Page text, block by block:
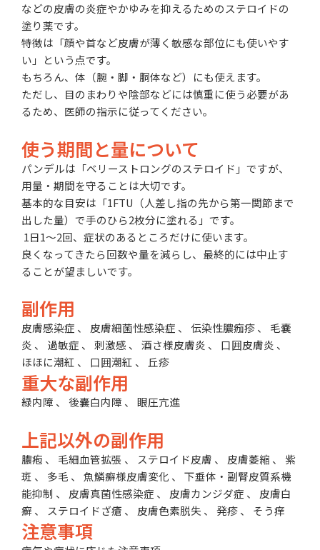
などの皮膚の炎症やかゆみを抑えるためのステロイドの
塗り薬です。
特徴は「顔や首など皮膚が薄く敏感な部位にも使いやす
い」という点です。
もちろん、体（腕・脚・胴体など）にも使えます。
ただし、目のまわりや陰部などには慎重に使う必要があ
るため、医師の指示に従ってください。
使う期間と量について
パンデルは「ベリーストロングのステロイド」ですが、
用量・期間を守ることは大切です。
基本的な目安は「1FTU（人差し指の先から第一関節まで
出した量）で手のひら2枚分に塗れる」です。
1日1〜2回、症状のあるところだけに使います。
良くなってきたら回数や量を減らし、最終的には中止す
ることが望ましいです。
副作用
皮膚感染症 、 皮膚細菌性感染症 、 伝染性膿痂疹 、 毛嚢
炎 、 過敏症 、 刺激感 、 酒さ様皮膚炎 、 口囲皮膚炎 、
ほほに潮紅 、 口囲潮紅 、 丘疹
重大な副作用
緑内障 、 後嚢白内障 、 眼圧亢進
上記以外の副作用
膿疱 、 毛細血管拡張 、 ステロイド皮膚 、 皮膚萎縮 、 紫
斑 、 多毛 、 魚鱗癬様皮膚変化 、 下垂体・副腎皮質系機
能抑制 、 皮膚真菌性感染症 、 皮膚カンジダ症 、 皮膚白
癬 、 ステロイドざ瘡 、 皮膚色素脱失 、 発疹 、 そう痒
注意事項